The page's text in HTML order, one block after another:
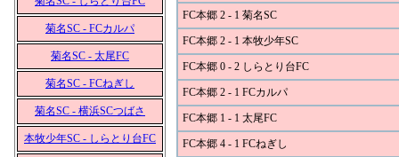
菊名SC - FCカルパ
菊名SC - 太尾FC
菊名SC - FCねぎし
菊名SC - 横浜SCつばさ
本牧少年SC - しらとり台FC
FC本郷 2 - 1 菊名SC
FC本郷 2 - 1 本牧少年SC
FC本郷 0 - 2 しらとり台FC
FC本郷 2 - 1 FCカルパ
FC本郷 1 - 1 太尾FC
FC本郷 4 - 1 FCねぎし